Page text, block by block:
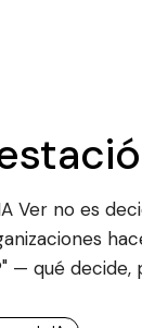
Ver no es
— qué